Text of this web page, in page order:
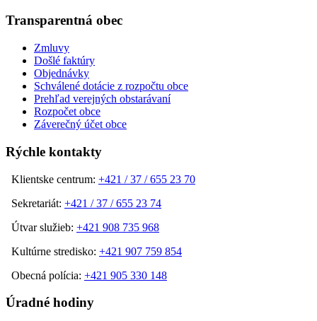
Transparentná obec
Zmluvy
Došlé faktúry
Objednávky
Schválené dotácie z rozpočtu obce
Prehľad verejných obstarávaní
Rozpočet obce
Záverečný účet obce
Rýchle kontakty
Klientske centrum: +421 / 37 / 655 23 70
Sekretariát: +421 / 37 / 655 23 74
Útvar služieb: +421 908 735 968
Kultúrne stredisko: +421 907 759 854
Obecná polícia: +421 905 330 148
Úradné hodiny